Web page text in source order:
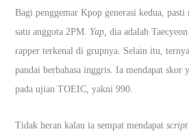
Bagi penggemar Kpop generasi kedua, pasti
satu anggota 2PM. Yap,dia adalah
rapper terkenal di grupnya. Selain itu,
pandai berbahasa inggris. Ia mendapat skor
pada ujian TOEIC, yakni 990.
Tidak heran kalau ia sempat mendapat